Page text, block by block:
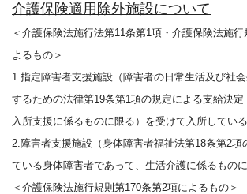
介護保険適用除外施設について
＜介護保険法施行法第11条第1項・介護保険法施
よるもの＞
1.指定障害者支援施設（障害者の日常生活及び社
するための法律第19条第1項の規定による支給決
入所支援に係るものに限る）を受けて入所してい
2.障害者支援施設（身体障害者福祉法第18条第2項
ている身体障害者であって、生活介護に係るものに
＜介護保険法施行規則第170条第2項によるもの＞